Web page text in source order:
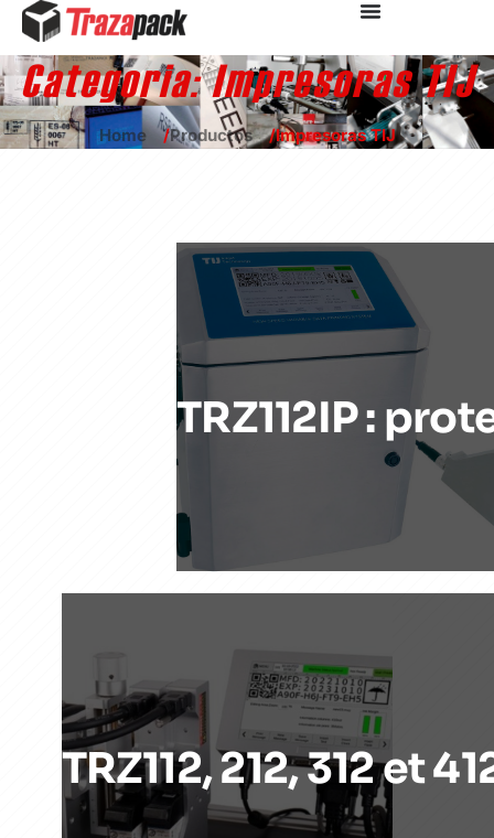
Categoria:Impresoras TIJ
Home Productos Impresoras TIJ
TRZ112IP :
TRZ112, 212, 312 et